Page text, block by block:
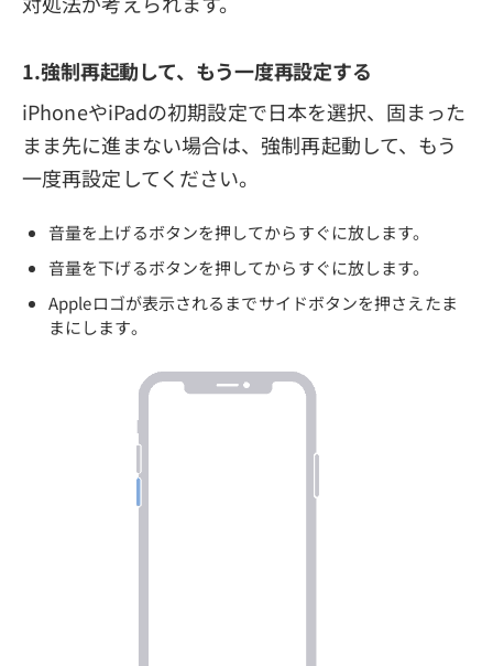
1.強制再起動して、もう一度再設定する
iPhoneやiPadの初期設定で日本を選択、固まった
まま先に進まない場合は、強制再起動して、もう
一度再設定してください。
音量を上げるボタンを押してからすぐに放します。
音量を下げるボタンを押してからすぐに放します。
Appleロゴが表示されるまでサイドボタンを押さえたま
まにします。